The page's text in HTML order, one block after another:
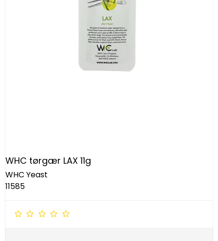
WHC tørgær LAX 11g
WHC Yeast
11585